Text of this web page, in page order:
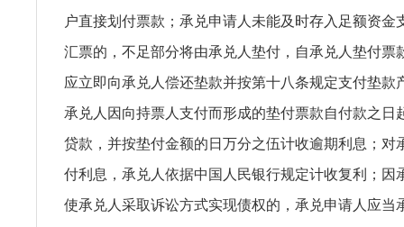
户直接划付票款；承兑申请人未能及时存入足额资金
汇票的，不足部分将由承兑人垫付，自承兑人垫付票
应立即向承兑人偿还垫款并按第十八条规定支付垫款
承兑人因向持票人支付而形成的垫付票款自付款之日
贷款，并按垫付金额的日万分之伍计收逾期利息；对
付利息，承兑人依据中国人民银行规定计收复利；因
使承兑人采取诉讼方式实现债权的，承兑申请人应当